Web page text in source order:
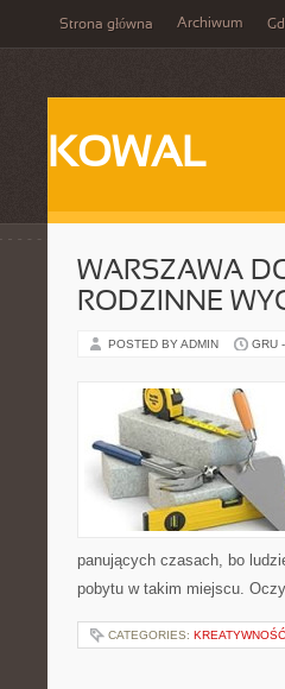
Strona główna Archiwum
KOWAL
WARSZAWA
RODZINNE
POSTED BY ADMIN GRU
panujących czasach, bo
pobytu w takim miejscu.
CATEGORIES: